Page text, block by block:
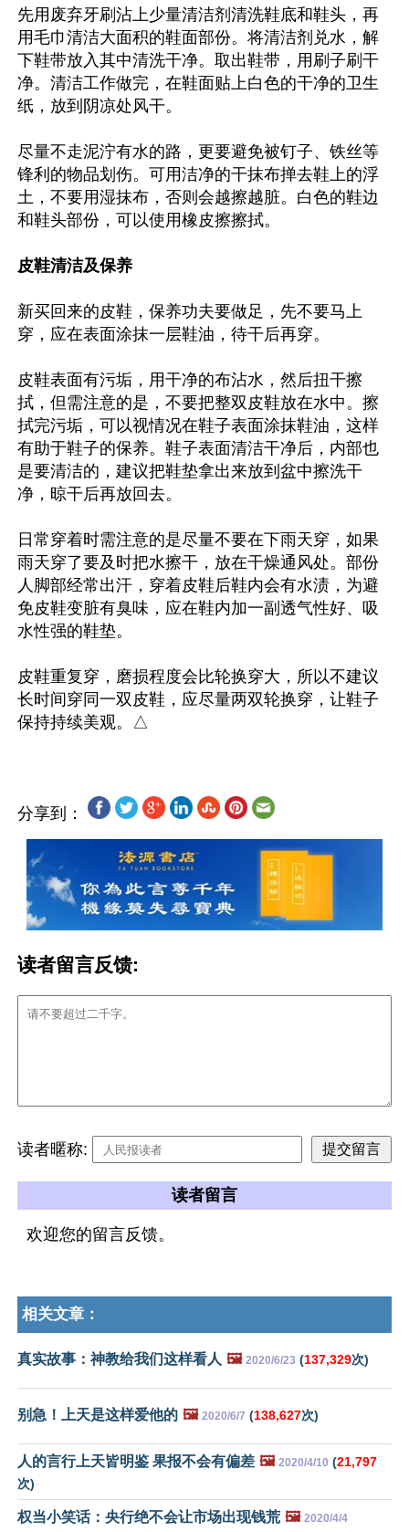
先用废弃牙刷沾上少量清洁剂清洗鞋底和鞋头，再
用毛巾清洁大面积的鞋面部份。将清洁剂兑水，解
下鞋带放入其中清洗干净。取出鞋带，用刷子刷干
净。清洁工作做完，在鞋面贴上白色的干净的卫生
纸，放到阴凉处风干。
尽量不走泥泞有水的路，更要避免被钉子、铁丝等
锋利的物品划伤。可用洁净的干抹布掸去鞋上的浮
土，不要用湿抹布，否则会越擦越脏。白色的鞋边
和鞋头部份，可以使用橡皮擦擦拭。
皮鞋清洁及保养
新买回来的皮鞋，保养功夫要做足，先不要马上
穿，应在表面涂抹一层鞋油，待干后再穿。
皮鞋表面有污垢，用干净的布沾水，然后扭干擦
拭，但需注意的是，不要把整双皮鞋放在水中。擦
拭完污垢，可以视情况在鞋子表面涂抹鞋油，这样
有助于鞋子的保养。鞋子表面清洁干净后，内部也
是要清洁的，建议把鞋垫拿出来放到盆中擦洗干
净，晾干后再放回去。
日常穿着时需注意的是尽量不要在下雨天穿，如果
雨天穿了要及时把水擦干，放在干燥通风处。部份
人脚部经常出汗，穿着皮鞋后鞋内会有水渍，为避
免皮鞋变脏有臭味，应在鞋内加一副透气性好、吸
水性强的鞋垫。
皮鞋重复穿，磨损程度会比轮换穿大，所以不建议
长时间穿同一双皮鞋，应尽量两双轮换穿，让鞋子
分享到：
读者留言反馈:
读者暱称:
读者留言
欢迎您的留言反馈。
相关文章：
真实故事：神教给我们这样看人 🖼️ 2020/6/23 (137,329次)
别急！上天是这样爱他的 🖼️ 2020/6/7 (138,627次)
人的言行上天皆明鉴 果报不会有偏差 🖼️ 2020/4/10 (21,797
次)
权当小笑话：央行绝不会让市场出现钱荒 🖼️ 2020/4/4